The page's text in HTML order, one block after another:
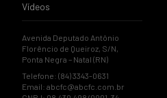
Vídeos
Avenida Deputado Antônio
Florêncio de Queiroz, S/N,
Ponta Negra – Natal (RN)
Telefone: (84) 3343-0631
Email: abcfc@abcfc.com.br